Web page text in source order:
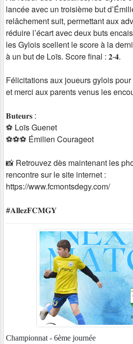
lancée avec un troisième but
relâchement suit, permettant aux
réduire l’écart avec deux buts
les Gylois scellent le score à la
à un but de Loïs. Score final : 𝟐-𝟒.
Félicitations aux joueurs gylois
et merci aux parents venus les
𝐁𝐮𝐭𝐞𝐮𝐫𝐬 :
⚽️ Loïs Guenet
⚽️⚽️⚽️ Émilien Courageot
📸 Retrouvez dès maintenant les
rencontre sur le site internet :
https://www.fcmontsdegy.com/
#𝐀𝐥𝐥𝐞𝐳𝐅𝐂𝐌𝐆𝐘
Championnat - 6ème journée